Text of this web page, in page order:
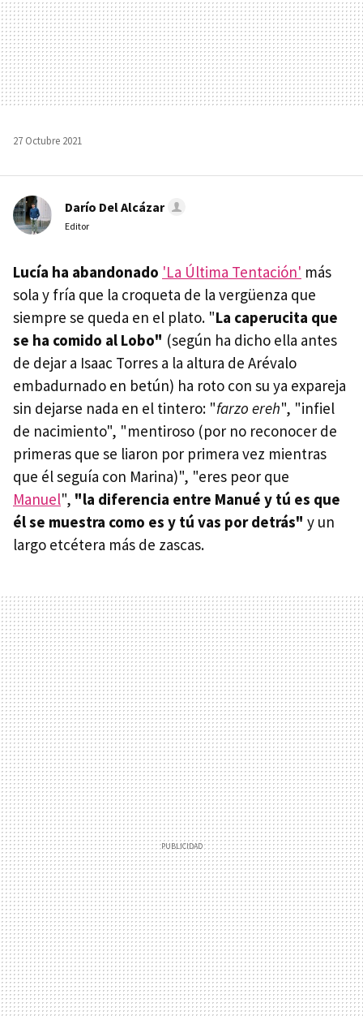
27 Octubre 2021
Darío Del Alcázar
Editor
Lucía ha abandonado 'La Última Tentación' más
sola y fría que la croqueta de la vergüenza que
siempre se queda en el plato. "La caperucita que
se ha comido al Lobo" (según ha dicho ella antes
de dejar a Isaac Torres a la altura de Arévalo
embadurnado en betún) ha roto con su ya expareja
sin dejarse nada en el tintero: "farzo ereh", "infiel
de nacimiento", "mentiroso (por no reconocer de
primeras que se liaron por primera vez mientras
que él seguía con Marina)", "eres peor que
Manuel", "la diferencia entre Manué y tú es que
él se muestra como es y tú vas por detrás" y un
largo etcétera más de zascas.